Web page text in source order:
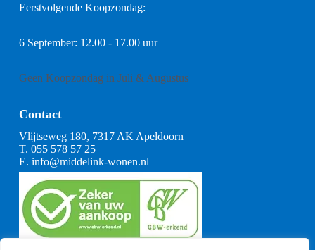
Eerstvolgende Koopzondag:
6 September: 12.00 - 17.00 uur
Geen Koopzondag in Juli & Augustus
Contact
Vlijtseweg 180, 7317 AK Apeldoorn
T. 055 578 57 25
E. info@middelink-wonen.nl